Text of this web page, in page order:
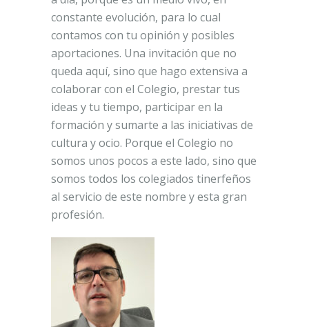
constante evolución, para lo cual
contamos con tu opinión y posibles
aportaciones. Una invitación que no
queda aquí, sino que hago extensiva a
colaborar con el Colegio, prestar tus
ideas y tu tiempo, participar en la
formación y sumarte a las iniciativas de
cultura y ocio. Porque el Colegio no
somos unos pocos a este lado, sino que
somos todos los colegiados tinerfeños
al servicio de este nombre y esta gran
profesión.